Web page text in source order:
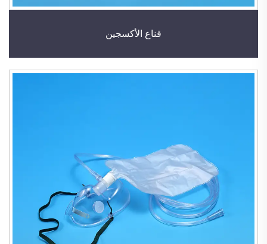
قناع الأكسجين